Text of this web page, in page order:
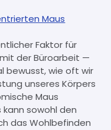
Maus
Faktor für
der Büroarbeit —
bewusst, wie oft wir
unseres Körpers
Maus
sowohl den
das Wohlbefinden